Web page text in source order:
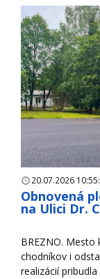
20.07.2026
Obnovená
na Ulici Dr.
BREZNO.
chodníkov i
realizácií